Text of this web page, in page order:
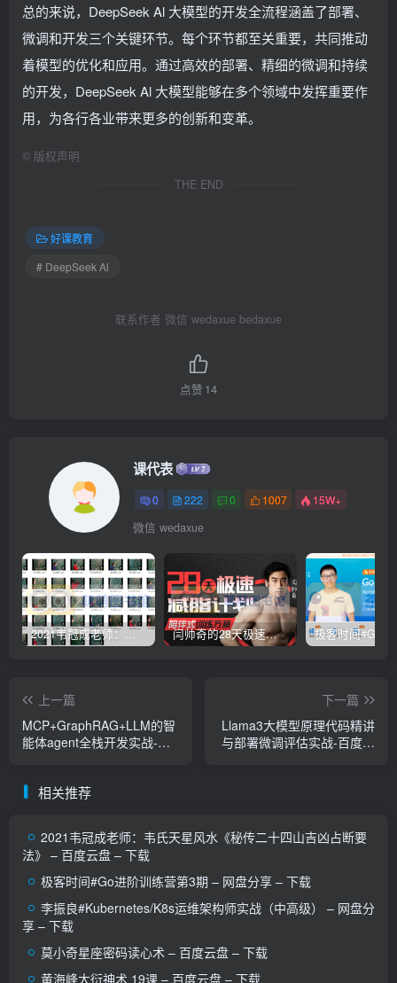
总的来说，DeepSeek Al 大模型的开发全流程涵盖了部署、
微调和开发三个关键环节。每个环节都至关重要，共同推动
着模型的优化和应用。通过高效的部署、精细的微调和持续
的开发，DeepSeek Al 大模型能够在多个领域中发挥重要作
用，为各行各业带来更多的创新和变革。
© 版权声明
THE END
好课教育
# DeepSeek Al
联系作者 微信 wedaxue bedaxue
点赞 14
课代表
0 222 0 1007 15W+
微信 wedaxue
2021韦冠成老师：韦氏天星风水《秘传二十四山吉凶占断要法》 – 百度云盘 – 下载 闫帅奇的28天极速减脂计划 – 网盘分享 – 下载
上一篇
MCP+GraphRAG+LLM的智
能体agent全栈开发实战-百
下一篇
Llama3大模型原理代码精讲
与部署微调评估实战-百度网
相关推荐
2021韦冠成老师：韦氏天星风水《秘传二十四山吉凶占断要
法》 – 百度云盘 – 下载
极客时间#Go进阶训练营第3期 – 网盘分享 – 下载
李振良#Kubernetes/K8s运维架构师实战（中高级） – 网盘分
享 – 下载
莫小奇星座密码读心术 – 百度云盘 – 下载
黄海峰大衍神术 19课 – 百度云盘 – 下载